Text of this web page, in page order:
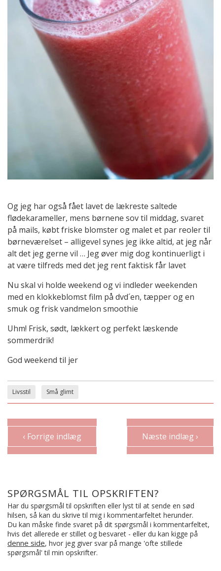
Og jeg har også fået lavet de lækreste saltede
flødekarameller, mens børnene sov til middag, svaret
på mails, købt friske blomster og malet et par reoler til
børneværelset – alligevel synes jeg ikke altid, at jeg når
alt det jeg gerne vil … Jeg øver mig dog kontinuerligt i
at være tilfreds med det jeg rent faktisk får lavet
Nu skal vi holde weekend og vi indleder weekenden
med en klokkeblomst film på dvd´en, tæpper og en
smuk og frisk vandmelon smoothie
Uhm! Frisk, sødt, lækkert og perfekt læskende
sommerdrik!
God weekend til jer
Livsstil Små glimt
‹ Forrige indlæg Næste indlæg ›
SPØRGSMÅL TIL OPSKRIFTEN?
Har du spørgsmål til opskriften eller lyst til at sende en sød
hilsen, så kan du skrive til mig i kommentarfeltet herunder.
Du kan måske finde svaret på dit spørgsmål i kommentarfeltet,
hvis det allerede er stillet og besvaret - eller du kan kigge på
denne side, hvor jeg giver svar på mange 'ofte stillede
spørgsmål' til min opskrifter.